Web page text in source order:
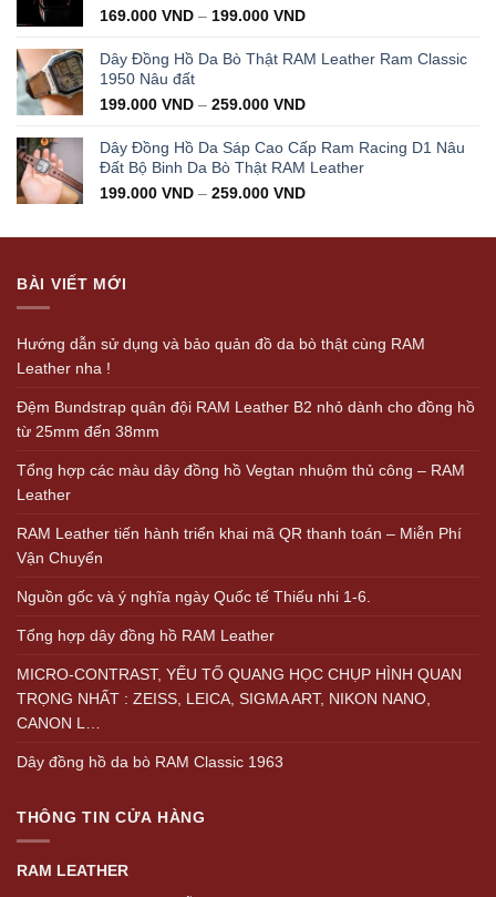
169.000 VND – 199.000 VND
Dây Đồng Hồ Da Bò Thật RAM Leather Ram Classic
1950 Nâu đất
199.000 VND – 259.000 VND
Dây Đồng Hồ Da Sáp Cao Cấp Ram Racing D1 Nâu
Đất Bộ Binh Da Bò Thật RAM Leather
199.000 VND – 259.000 VND
BÀI VIẾT MỚI
Hướng dẫn sử dụng và bảo quản đồ da bò thật cùng RAM
Leather nha !
Đệm Bundstrap quân đội RAM Leather B2 nhỏ dành cho đồng hồ
từ 25mm đến 38mm
Tổng hợp các màu dây đồng hồ Vegtan nhuộm thủ công – RAM
Leather
RAM Leather tiến hành triển khai mã QR thanh toán – Miễn Phí
Vận Chuyển
Nguồn gốc và ý nghĩa ngày Quốc tế Thiếu nhi 1-6.
Tổng hợp dây đồng hồ RAM Leather
MICRO-CONTRAST, YẾU TỐ QUANG HỌC CHỤP HÌNH QUAN
TRỌNG NHẤT : ZEISS, LEICA, SIGMA ART, NIKON NANO,
CANON L…
Dây đồng hồ da bò RAM Classic 1963
THÔNG TIN CỬA HÀNG
RAM LEATHER